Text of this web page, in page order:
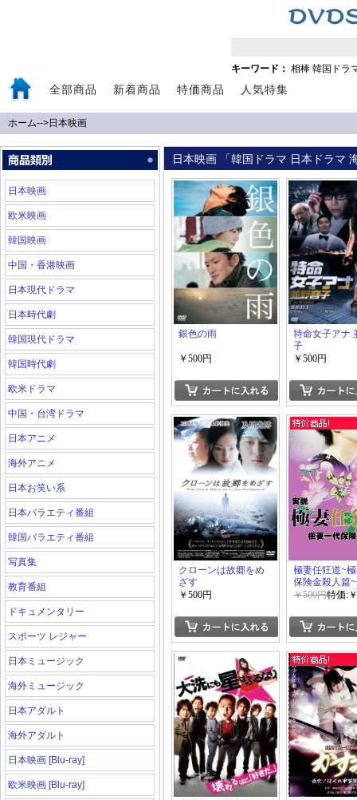
キーワード： 相棒 韓国ドラ
全部商品 新着商品 特価商品 人気特集
ホーム-->日本映画
日本映画
欧米映画
韓国映画
中国・香港映画
日本現代ドラマ
日本時代劇
韓国現代ドラマ
韓国時代劇
欧米ドラマ
中国・台湾ドラマ
日本アニメ
海外アニメ
日本お笑い系
日本バラエティ番組
韓国バラエティ番組
写真集
教育番組
ドキュメンタリー
スポーツ レジャー
日本ミュージック
海外ミュージック
日本アダルト
海外アダルト
日本映画 [Blu-ray]
欧米映画 [Blu-ray]
日本映画 「韓国ドラマ 日本ドラマ
銀色の雨
￥500円
特命女子アナ
子
￥500円
クローンは故郷をめ
ざす
￥500円
極妻任狂道~
保険金殺人篇~
￥500円特価: